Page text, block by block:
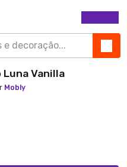
Vanilla
Mobly